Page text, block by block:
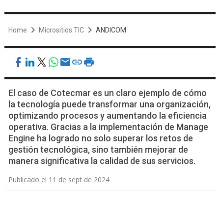
Home Micrositios TIC ANDICOM
El caso de Cotecmar es un claro ejemplo de cómo
la tecnología puede transformar una organización,
optimizando procesos y aumentando la eficiencia
operativa. Gracias a la implementación de Manage
Engine ha logrado no solo superar los retos de
gestión tecnológica, sino también mejorar de
manera significativa la calidad de sus servicios.
Publicado el 11 de sept de 2024